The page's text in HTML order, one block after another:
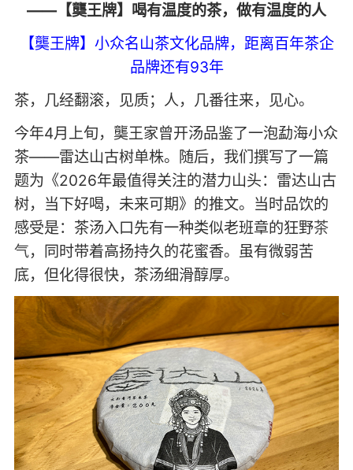
——【龑王牌】喝有温度的茶，做有温度的人
【龑王牌】小众名山茶文化品牌，距离百年茶企
品牌还有93年
茶，几经翻滚，见质；人，几番往来，见心。
今年4月上旬，龑王家曾开汤品鉴了一泡勐海小众
茶——雷达山古树单株。随后，我们撰写了一篇
题为《2026年最值得关注的潜力山头：雷达山古
树，当下好喝，未来可期》的推文。当时品饮的
感受是：茶汤入口先有一种类似老班章的狂野茶
气，同时带着高扬持久的花蜜香。虽有微弱苦
底，但化得很快，茶汤细滑醇厚。